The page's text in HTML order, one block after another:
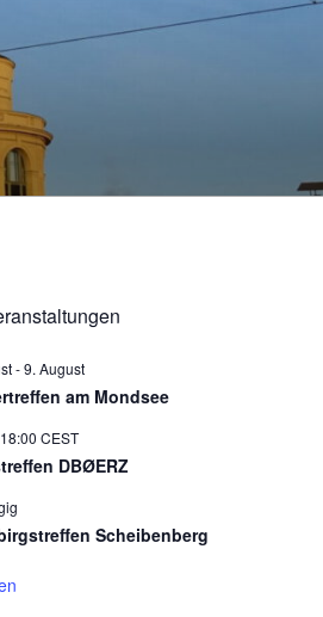
-9. August
am Mondsee
18:00 CEST
DBØERZ
Scheibenberg